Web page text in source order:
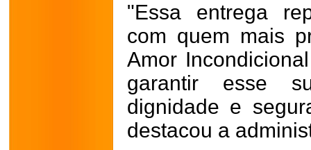
"Essa entrega
com quem mais
Amor
garantir esse
dignidade e
destacou a